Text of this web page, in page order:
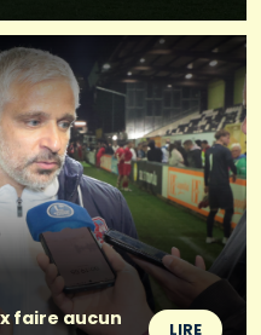
faire aucun
LIRE